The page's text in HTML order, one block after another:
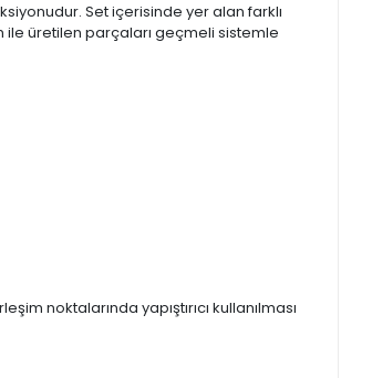
Set içerisinde yer alan farklı
ile üretilen parçaları geçmeli sistemle
noktalarında yapıştırıcı kullanılması